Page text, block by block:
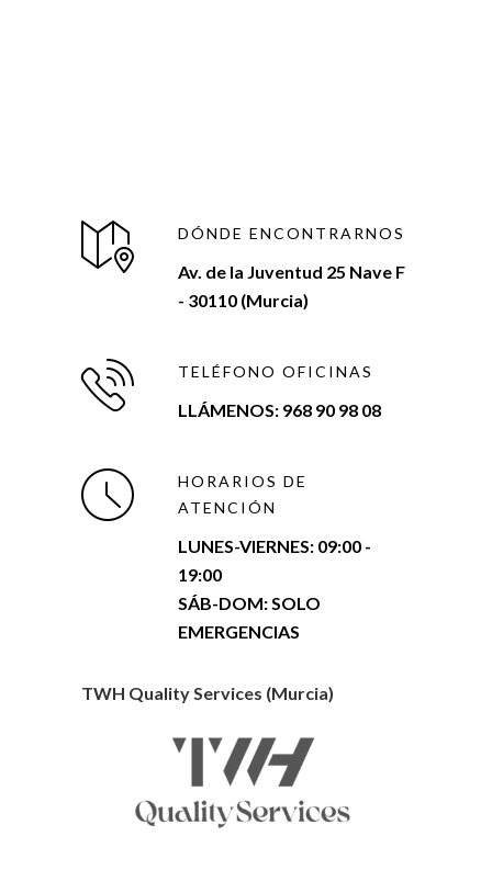
DÓNDE ENCONTRARNOS
Av. de la Juventud 25 Nave F
- 30110 (Murcia)
TELÉFONO OFICINAS
LLÁMENOS: 968 90 98 08
HORARIOS DE
ATENCIÓN
LUNES-VIERNES: 09:00 -
19:00
SÁB-DOM: SOLO
EMERGENCIAS
TWH Quality Services (Murcia)